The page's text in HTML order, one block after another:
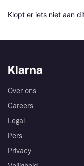
Klopt er iets niet aan
Klarna
Over ons
Careers
Legal
Pers
Privacy